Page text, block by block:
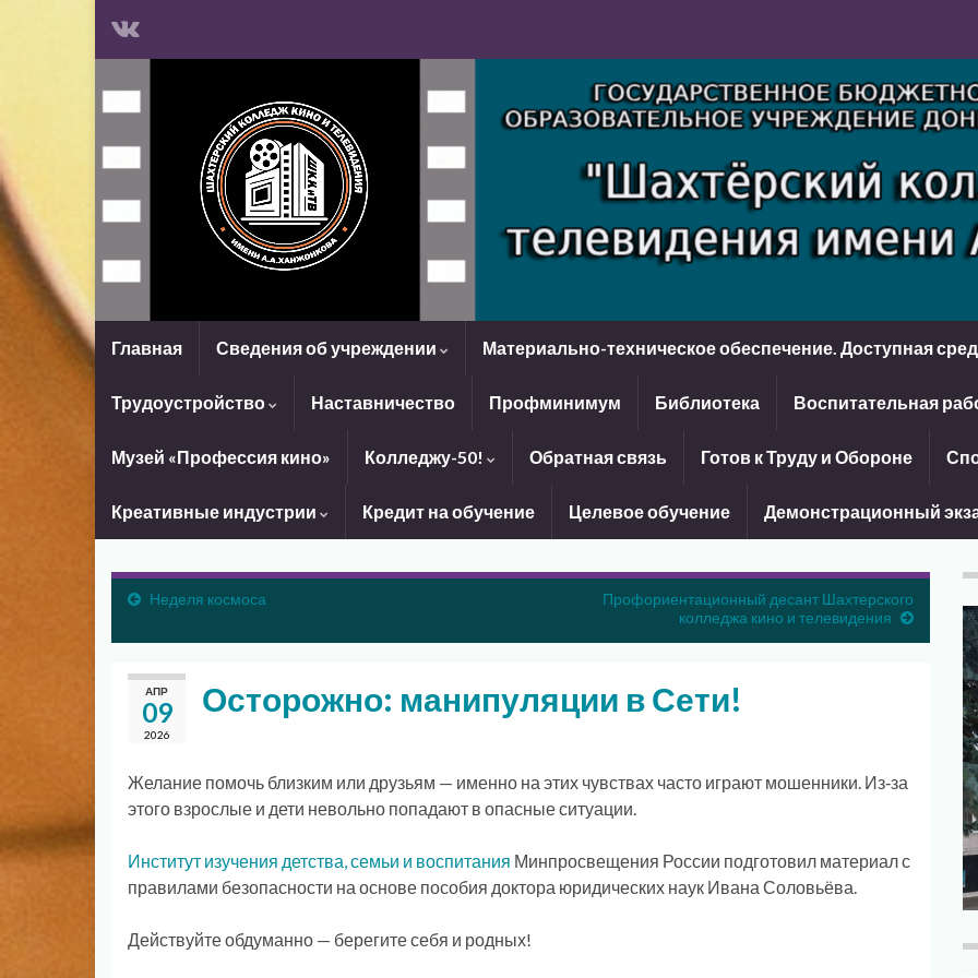
Главная Сведения об учреждении Материально-техническое обеспечение. Доступная
Трудоустройство Наставничество Профминимум Библиотека Воспитательная
Музей «Профессия кино» Колледжу-50! Обратная связь Готов к Труду и Обороне
Креативные индустрии Кредит на обучение Целевое обучение Демонстрационный
Неделя космоса
Профориентационный десант Шахтерского
колледжа кино и телевидения
АПР
09
2026
Осторожно: манипуляции в Сети!
Желание помочь близким или друзьям — именно на этих чувствах часто играют мошенники. Из‑за
этого взрослые и дети невольно попадают в опасные ситуации.
Институт изучения детства, семьи и воспитания Минпросвещения России подготовил материал с
правилами безопасности на основе пособия доктора юридических наук Ивана Соловьёва.
Действуйте обдуманно — берегите себя и родных!